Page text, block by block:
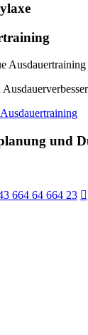
Ausdauertraining
und
664 64 664 23